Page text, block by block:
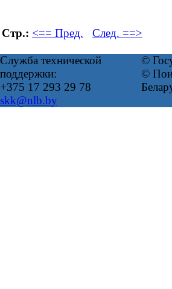
Стр.: <== Пред. След. ==>
Служба технической
поддержки:
+375 17 293 29 78
skk@nlb.by
©
©